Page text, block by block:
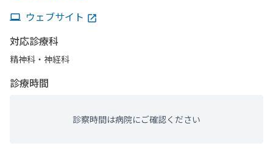
ウェブサイト
対応診療科
精神科・神経科
診療時間
診察時間は病院にご確認ください